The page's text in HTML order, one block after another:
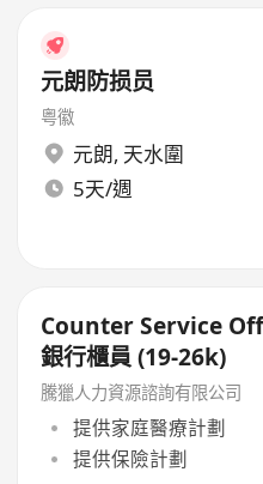
元朗防损员
粤徽
元朗, 天水圍
5天/週
Counter Service
銀行櫃員 (19-26k)
騰獵人力資源諮詢有限公司
提供家庭醫療計劃
提供保險計劃